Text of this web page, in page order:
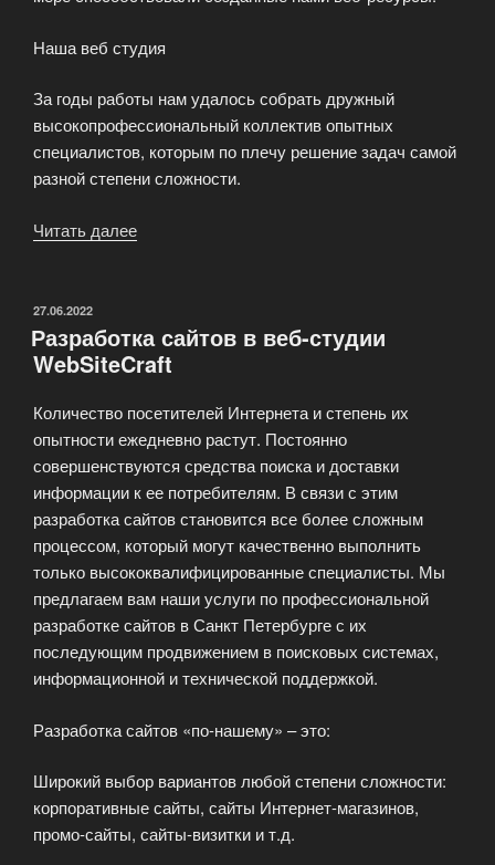
Наша веб студия
За годы работы нам удалось собрать дружный
высокопрофессиональный коллектив опытных
специалистов, которым по плечу решение задач самой
разной степени сложности.
Читать далее
студия»
ОПУБЛИКОВАНО
27.06.2022
Разработка сайтов в веб-студии
WebSiteCraft
Количество посетителей Интернета и степень их
опытности ежедневно растут. Постоянно
совершенствуются средства поиска и доставки
информации к ее потребителям. В связи с этим
разработка сайтов становится все более сложным
процессом, который могут качественно выполнить
только высококвалифицированные специалисты. Мы
предлагаем вам наши услуги по профессиональной
разработке сайтов в Санкт Петербурге с их
последующим продвижением в поисковых системах,
информационной и технической поддержкой.
Разработка сайтов «по-нашему» – это:
Широкий выбор вариантов любой степени сложности:
корпоративные сайты, сайты Интернет-магазинов,
промо-сайты, сайты-визитки и т.д.